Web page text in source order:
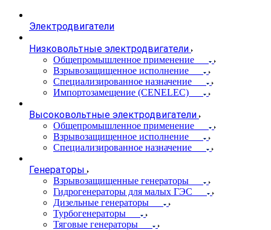
Электродвигатели
Низковольтные электродвигатели
Общепромышленное применение
Взрывозащищенное исполнение
Специализированное назначение
Импортозамещение (CENELEC)
Высоковольтные электродвигатели
Общепромышленное применение
Взрывозащищенное исполнение
Специализированное назначение
Генераторы
Взрывозащищенные генераторы
Гидрогенераторы для малых ГЭС
Дизельные генераторы
Турбогенераторы
Тяговые генераторы